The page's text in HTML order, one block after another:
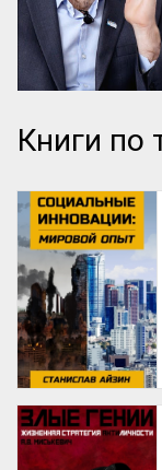
Книги по